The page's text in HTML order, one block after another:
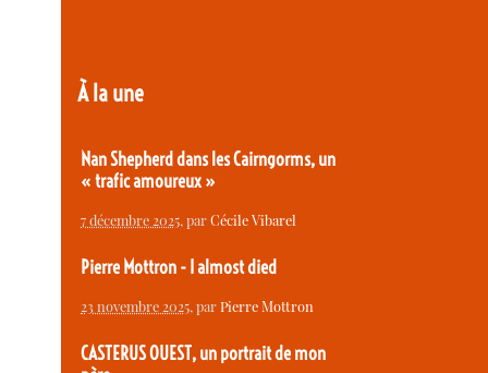
À la une
Nan Shepherd dans les Cairngorms, un
« trafic amoureux »
7 décembre 2025, parCécile Vibarel
Pierre Mottron - I almost died
23 novembre 2025, parPierre Mottron
CASTERUS OUEST, un portrait de mon